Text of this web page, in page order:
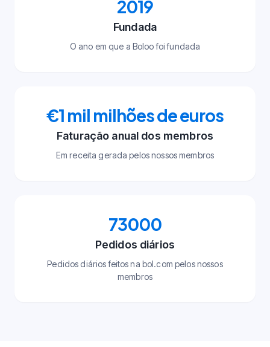
2019
Fundada
O ano em que a Boloo foi fundada
€1 mil milhões de euros
Faturação anual dos membros
Em receita gerada pelos nossos membros
73000
Pedidos diários
Pedidos diários feitos na bol.com pelos nossos
membros